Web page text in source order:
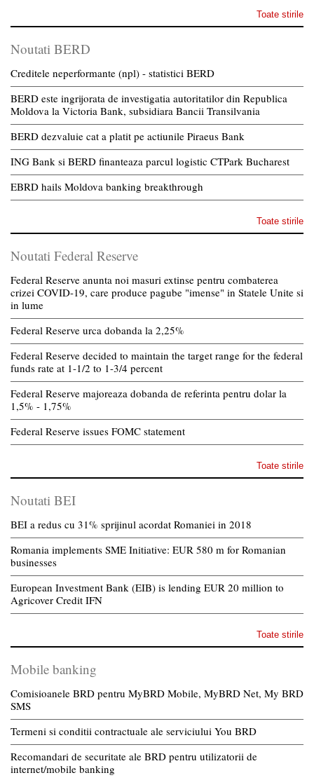
Toate stirile
Noutati BERD
Creditele neperformante (npl) - statistici BERD
BERD este ingrijorata de investigatia autoritatilor din Republica
Moldova la Victoria Bank, subsidiara Bancii Transilvania
BERD dezvaluie cat a platit pe actiunile Piraeus Bank
ING Bank si BERD finanteaza parcul logistic CTPark Bucharest
EBRD hails Moldova banking breakthrough
Toate stirile
Noutati Federal Reserve
Federal Reserve anunta noi masuri extinse pentru combaterea
crizei COVID-19, care produce pagube "imense" in Statele Unite si
in lume
Federal Reserve urca dobanda la 2,25%
Federal Reserve decided to maintain the target range for the federal
funds rate at 1-1/2 to 1-3/4 percent
Federal Reserve majoreaza dobanda de referinta pentru dolar la
1,5% - 1,75%
Federal Reserve issues FOMC statement
Toate stirile
Noutati BEI
BEI a redus cu 31% sprijinul acordat Romaniei in 2018
Romania implements SME Initiative: EUR 580 m for Romanian
businesses
European Investment Bank (EIB) is lending EUR 20 million to
Agricover Credit IFN
Toate stirile
Mobile banking
Comisioanele BRD pentru MyBRD Mobile, MyBRD Net, My BRD
SMS
Termeni si conditii contractuale ale serviciului You BRD
Recomandari de securitate ale BRD pentru utilizatorii de
internet/mobile banking